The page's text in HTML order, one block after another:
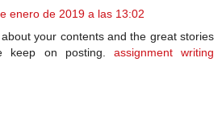
enero de 2019 a las 13:02
your contents and the great stories
keep on posting. assignment writing